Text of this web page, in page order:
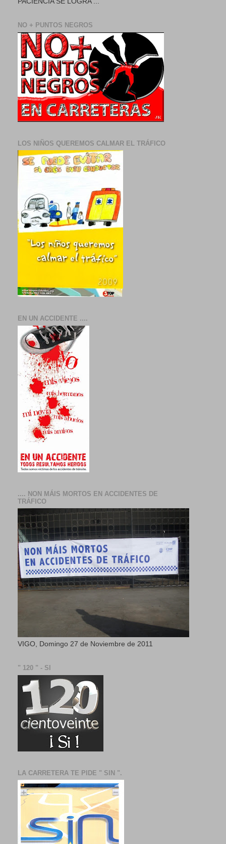
NO + PUNTOS NEGROS
LOS NIÑOS QUEREMOS CALMAR EL TRÁFICO
EN UN ACCIDENTE ....
.... NON MÁIS MORTOS EN ACCIDENTES DE
TRÁFICO
VIGO, Domingo 27 de Noviembre de 2011
" 120 " - SI
LA CARRETERA TE PIDE " SIN ".